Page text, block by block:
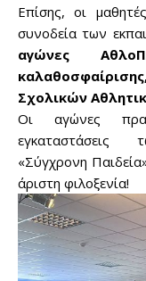
Επίσης, οι
συνοδεία των
αγώνες
Σχολικών
Οι αγώνες
εγκαταστάσεις
«Σύγχρονη
άριστη φιλοξενία!